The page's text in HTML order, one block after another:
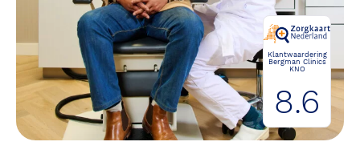
Klantwaardering
Bergman Clinics
KNO
8.6